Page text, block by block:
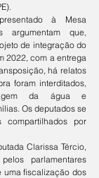
argumentam que,
de integração do
2022, com a entrega
há relatos
foram interditados,
da água e
Os deputados se
compartilhados por
parlamentares
uma fiscalização dos